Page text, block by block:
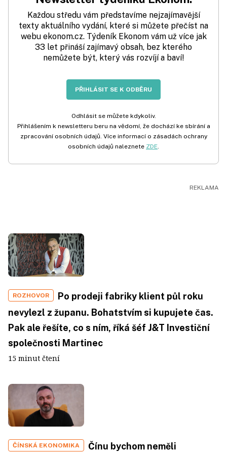
Každou středu vám představíme nejzajímavější
texty aktuálního vydání, které si můžete přečíst na
webu ekonom.cz. Týdeník Ekonom vám už více jak
33 let přináší zajímavý obsah, bez kterého
nemůžete být, který vás rozvíjí a baví!
PŘIHLÁSIT SE K ODBĚRU
Odhlásit se můžete kdykoliv.
Přihlášením k newsletteru beru na vědomí, že dochází ke sbírání a
zpracování osobních údajů. Více informací o zásadách ochrany
osobních údajů naleznete ZDE.
ROZHOVOR
Po prodeji fabriky klient půl roku
nevylezl z županu. Bohatstvím si kupujete čas.
Pak ale řešíte, co s ním, říká šéf J&T Investiční
společnosti Martinec
15 minut čtení
ČÍNSKÁ EKONOMIKA
Čínu bychom neměli